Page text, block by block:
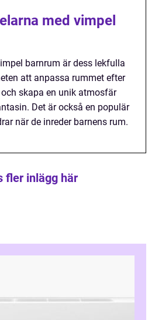
med vimpel
barnrum är dess lekfulla
att anpassa rummet efter
skapa en unik atmosfär
Det är också en populär
när de inreder barnens rum.
fler inlägg här